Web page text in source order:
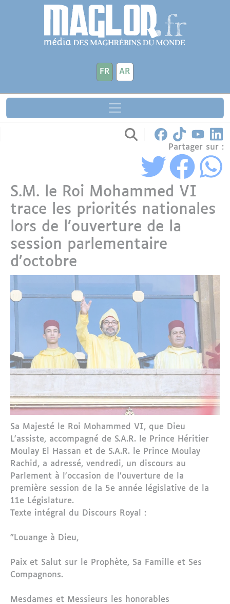
Aller au contenu principal
FR AR
Partager sur :
S.M. le Roi Mohammed VI
trace les priorités nationales
lors de l’ouverture de la
session parlementaire
d’octobre
Sa Majesté le Roi Mohammed VI, que Dieu
L'assiste, accompagné de S.A.R. le Prince Héritier
Moulay El Hassan et de S.A.R. le Prince Moulay
Rachid, a adressé, vendredi, un discours au
Parlement à l'occasion de l’ouverture de la
première session de la 5e année législative de la
11e Législature.
Texte intégral du Discours Royal :
"Louange à Dieu,
Paix et Salut sur le Prophète, Sa Famille et Ses
Compagnons.
Mesdames et Messieurs les honorables
Panneau de gestion des cookies